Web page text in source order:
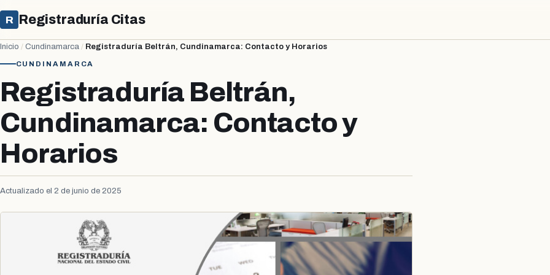
R Registraduría Citas
Inicio / Cundinamarca / Registraduría Beltrán, Cundinamarca: Contacto y Horarios
CUNDINAMARCA
Registraduría Beltrán,
Cundinamarca: Contacto y
Horarios
Actualizado el 2 de junio de 2025